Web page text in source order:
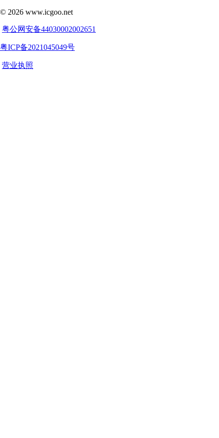
© 2026 www.icgoo.net
粤公网安备44030002002651
粤ICP备2021045049号
营业执照